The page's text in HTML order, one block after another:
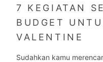
7 KEGIATAN
BUDGET
VALENTINE
Sudahkan kamu